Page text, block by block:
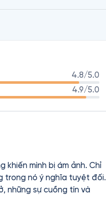
4.8/5.0
4.9/5.0
khiến mình bị ám ảnh. Chỉ
trong nó ý nghĩa tuyệt đối.
những sự cuồng tín và